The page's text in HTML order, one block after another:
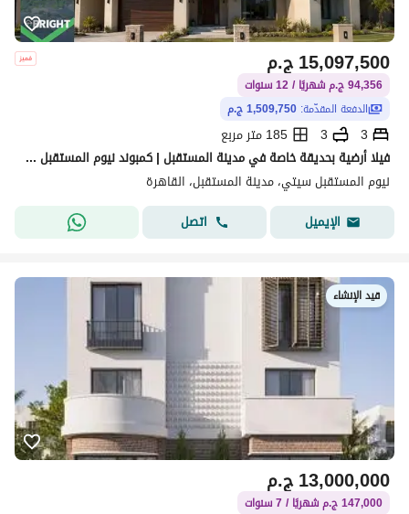
ج.م15,097,500
94,356 ج.م شهريًا / 12 سنوات
الدفعة المقدّمة: 1,509,750 ج.م
3
3
185 متر مربع
فيلا أرضية بحديقة خاصة في مدينة المستقبل | كمبوند نيوم المستقبل سيتي
نيوم المستقبل سيتي، مدينة المستقبل، القاهرة
الإيميل
اتصل
قيد الإنشاء
ج.م13,000,000
147,000 ج.م شهريًا / 7 سنوات